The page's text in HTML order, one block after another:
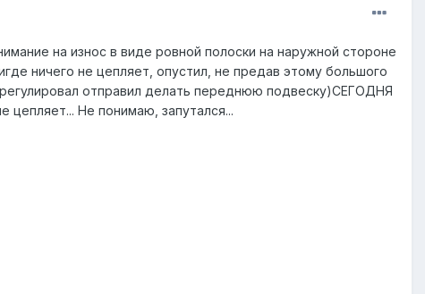
на износ в виде ровной полоски на наружной стороне
ничего не цепляет, опустил, не предав этому большого
отправил делать переднюю подвеску)СЕГОДНЯ
цепляет... Не понимаю, запутался...